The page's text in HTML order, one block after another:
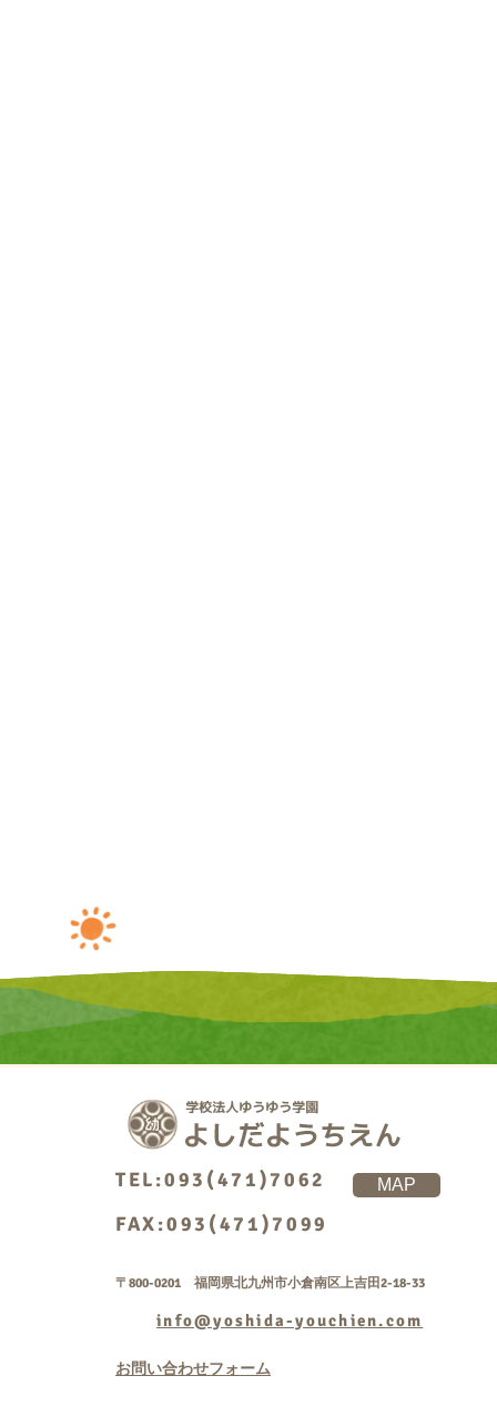
TEL:093(471)7062
FAX:093(471)7099
MAP
〒800-0201 福岡県北九州市小倉南区上吉田2-18-33
info@yoshida-youchien.com
お問い合わせフォーム